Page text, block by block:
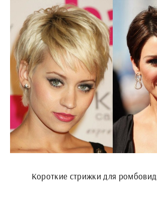
Короткие стрижки для